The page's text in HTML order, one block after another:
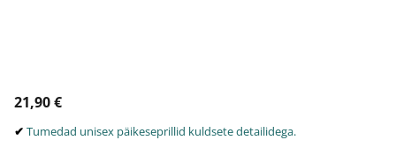
21,90 €
✔ Tumedad unisex päikeseprillid kuldsete detailidega.